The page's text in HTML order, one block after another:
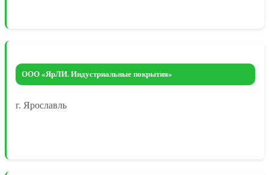
ООО «ЯрЛИ. Индустриальные покрытия»
г. Ярославль